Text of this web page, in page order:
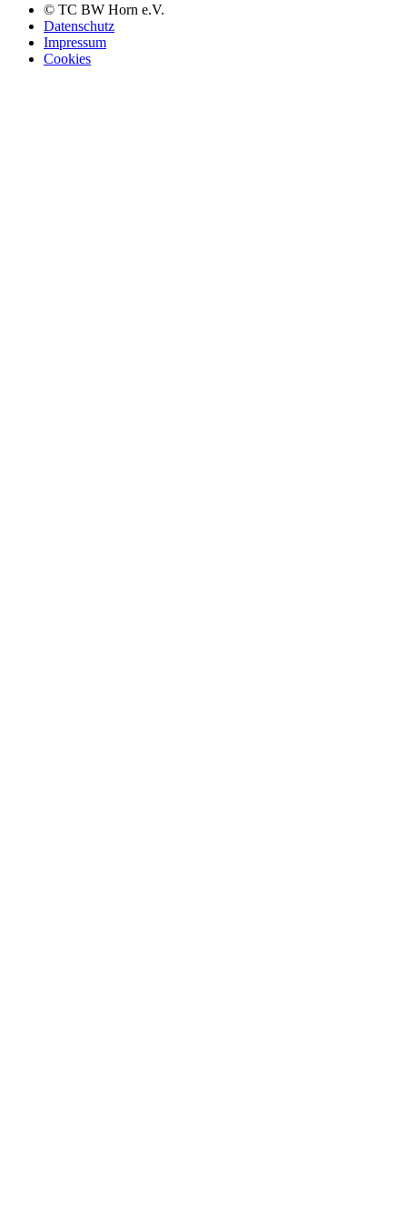
© TC BW Horn e.V.
Datenschutz
Impressum
Cookies